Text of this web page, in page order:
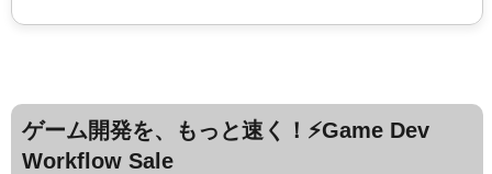
ゲーム開発を、もっと速く！⚡️Game Dev
Workflow Sale